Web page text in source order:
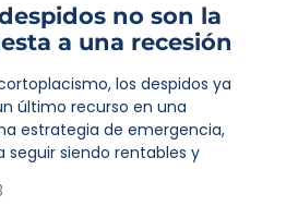
no son la
a una recesión
los despidos ya
último recurso en una
estrategia de emergencia,
seguir siendo rentables y